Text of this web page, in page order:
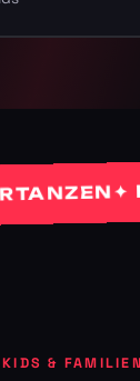
✦ HIP
& FAMILIEN